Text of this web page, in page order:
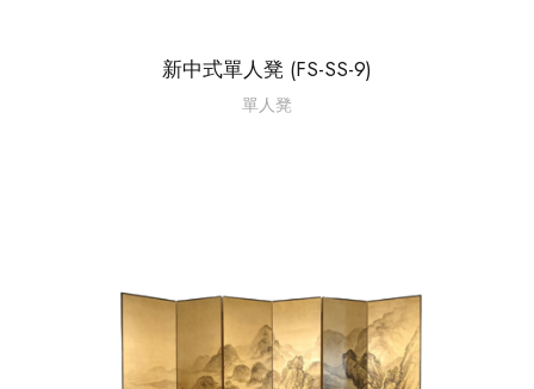
新中式單人凳 (FS-SS-9)
單人凳